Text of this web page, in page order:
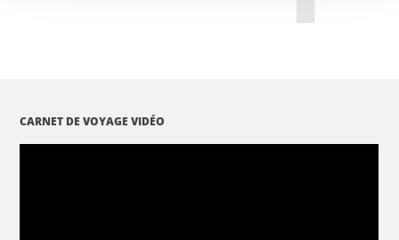
CARNET DE VOYAGE VIDÉO